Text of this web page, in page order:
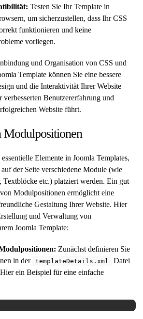
Testen Sie Ihr Template in
um sicherzustellen, dass Ihr CSS
funktionieren und keine
vorliegen.
und Organisation von CSS und
Template können Sie eine bessere
und die Interaktivität Ihrer Website
verbesserten Benutzererfahrung und
Website führt.
Modulpositionen
Elemente in Joomla Templates,
der Seite verschiedene Module (wie
Textblöcke etc.) platziert werden. Ein gut
Modulpositionen ermöglicht eine
Gestaltung Ihrer Website. Hier
und Verwaltung von
Joomla Template:
Zunächst definieren Sie
in der templateDetails.xml
Datei
ein Beispiel für eine einfache